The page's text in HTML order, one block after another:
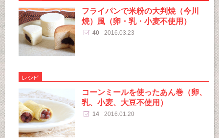
フライパンで米粉の大判焼（今川
焼）風（卵・乳・小麦不使用）
40 2016.03.23
レシピ
コーンミールを使ったあん巻（卵、
乳、小麦、大豆不使用）
14 2016.01.20